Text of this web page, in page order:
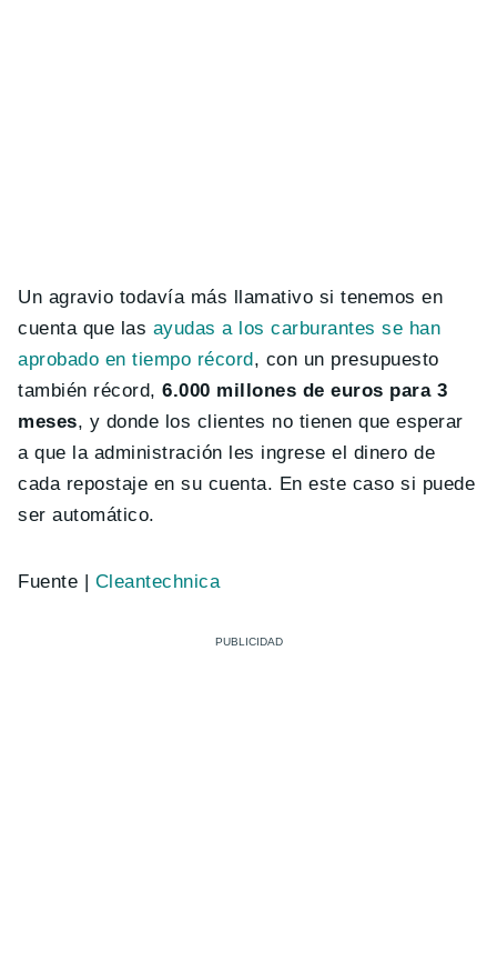
Un agravio todavía más llamativo si tenemos en
cuenta que las ayudas a los carburantes se han
aprobado en tiempo récord , con un presupuesto
también récord,6.000 millones de euros para 3
meses, y donde los clientes no tienen que esperar
a que la administración les ingrese el dinero de
cada repostaje en su cuenta. En este caso si puede
ser automático.
Fuente | Cleantechnica